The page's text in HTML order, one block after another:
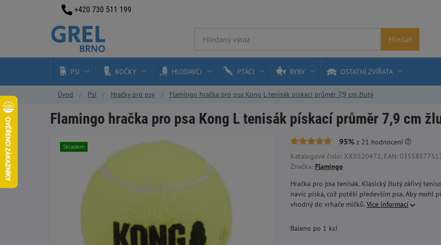
Hledat
PSI KOČKY HLODAVCI PTÁCI RYBY OSTATNÍ ZVÍŘATA
Úvod Psi Hračky pro psy Flamingo hračka pro psa Kong L tenisák pískací průměr 7,9 cm žlutý
Flamingo hračka pro psa Kong L tenisák pískací průměr 7,9 cm
Skladem
95%z 21 hodnocení
Katalogové číslo: XXX520472, EAN:
Značka: Flamingo
Hračka pro psa tenisák. Klasický žlutý zářivý
navíc píská, což potěší především psa. Aby mohl
vhodný do vrhače míčků. Více informací
Baleno po 1 ks!
+420 730 511 199